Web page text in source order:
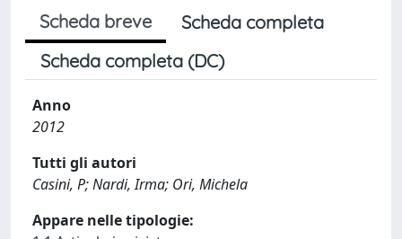
Scheda breve
Scheda completa
Scheda completa (DC)
Anno
2012
Tutti gli autori
Casini, P; Nardi, Irma; Ori, Michela
Appare nelle tipologie: